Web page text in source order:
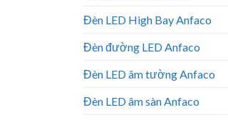
Đèn LED High Bay Anfaco
Đèn đường LED Anfaco
Đèn LED âm tường Anfaco
Đèn LED âm sàn Anfaco